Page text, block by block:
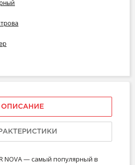
ОПИСАНИЕ
NOVA — самый популярный в